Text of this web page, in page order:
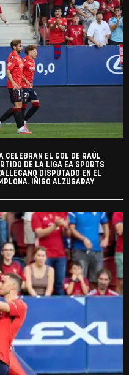
CELEBRAN EL GOL DE RAÚL
DE LA LIGA EA SPORTS
DISPUTADO EN EL
IÑIGO ALZUGARAY